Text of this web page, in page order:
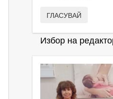
ГЛАСУВАЙ
Избор на